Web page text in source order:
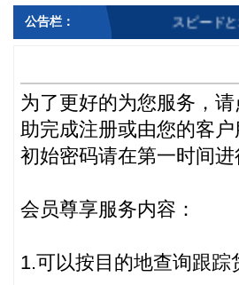
公告栏：
为了更好的为您服务，
助完成注册或由您的客
初始密码请在第一时间
会员尊享服务内容：
1.可以按目的地查询跟踪